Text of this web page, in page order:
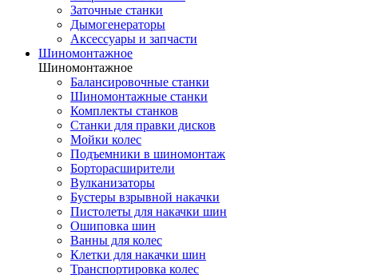
Заточные станки
Дымогенераторы
Аксессуары и запчасти
Шиномонтажное
Шиномонтажное
Балансировочные станки
Шиномонтажные станки
Комплекты станков
Станки для правки дисков
Мойки колес
Подъемники в шиномонтаж
Борторасширители
Вулканизаторы
Бустеры взрывной накачки
Пистолеты для накачки шин
Ошиповка шин
Ванны для колес
Клетки для накачки шин
Транспортировка колес